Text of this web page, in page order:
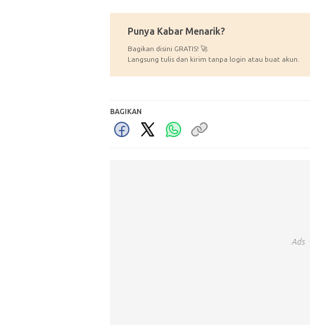
Punya Kabar Menarik?
Bagikan disini GRATIS! 🚀
Langsung tulis dan kirim tanpa login atau buat akun.
BAGIKAN
Ads